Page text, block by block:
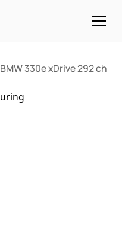
BMW 330e xDrive 292 ch